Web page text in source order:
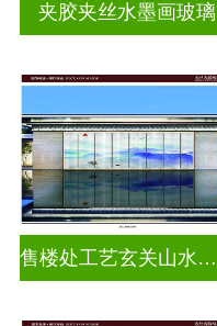
夹胶夹丝水墨画玻璃
售楼处工艺玄关山水画玻璃